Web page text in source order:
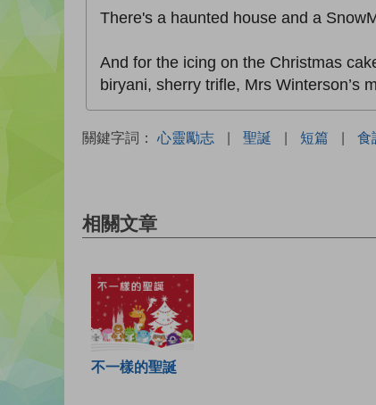
There's a haunted house and a
And for the icing on the Christmas
biryani, sherry trifle, Mrs Winterson’s
關鍵字詞： 心靈勵志 | 聖誕 | 短篇 | 食
相關文章
不一樣的聖誕